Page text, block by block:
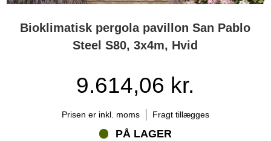
Bioklimatisk pergola pavillon San Pablo
Steel S80, 3x4m, Hvid
9.614,06 kr.
Prisen er inkl. moms Fragt tillægges
PÅ LAGER